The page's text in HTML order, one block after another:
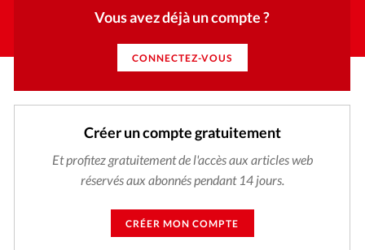
Vous avez déjà un compte ?
CONNECTEZ-VOUS
Créer un compte gratuitement
Et profitez gratuitement de l'accès aux articles web
réservés aux abonnés pendant 14 jours.
CRÉER MON COMPTE